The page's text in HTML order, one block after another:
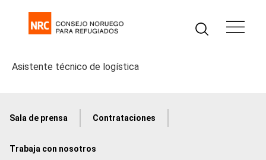
Asistente técnico de logística
Sala de prensa Contrataciones
Trabaja con nosotros